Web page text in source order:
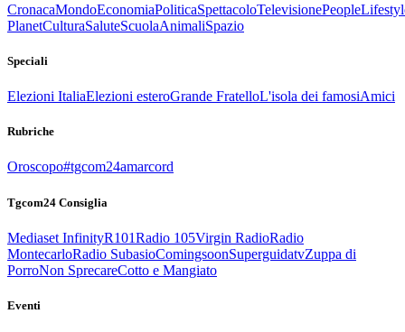
CronacaMondoEconomiaPoliticaSpettacoloTelevisionePeople
PlanetCulturaSaluteScuolaAnimaliSpazio
Speciali
Elezioni ItaliaElezioni esteroGrande FratelloL'isola dei famosiAmici
Rubriche
Oroscopo#tgcom24amarcord
Tgcom24 Consiglia
Mediaset InfinityR101Radio 105Virgin RadioRadio
MontecarloRadio SubasioComingsoonSuperguidatvZuppa di
PorroNon SprecareCotto e Mangiato
Eventi